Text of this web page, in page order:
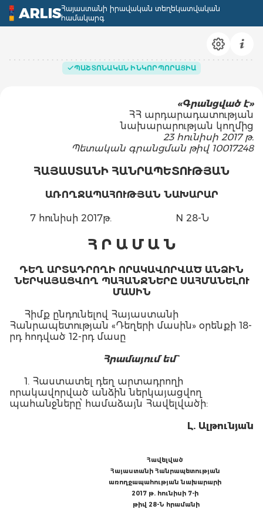
ARLISՀայաստանի իրավական տեղեկատվական
համակարգ
ՊԱՇՏՈՆԱԿԱՆ ԻՆԿՈՐՊՈՐԱՑԻԱ
«Գրանցված է»
ՀՀ արդարադատության
նախարարության կողմից
23 հունիսի 2017 թ.
Պետական գրանցման թիվ 10017248
ՀԱՅԱՍՏԱՆԻ ՀԱՆՐԱՊԵՏՈՒԹՅԱՆ
ԱՌՈՂՋԱՊԱՀՈՒԹՅԱՆ ՆԱԽԱՐԱՐ
7 հունիսի 2017թ. N 28-Ն
Հ Ր Ա Մ Ա Ն
ԴԵՂ ԱՐՏԱԴՐՈՂԻ ՈՐԱԿԱՎՈՐՎԱԾ ԱՆՁԻՆ
ՆԵՐԿԱՅԱՑՎՈՂ ՊԱՀԱՆՋՆԵՐԸ ՍԱՀՄԱՆԵԼՈՒ
ՄԱՍԻՆ
Հիմք ընդունելով Հայաստանի
Հանրապետության «Դեղերի մասին» օրենքի 18-
րդ հոդված 12-րդ մասը
Հրամայում եմ`
1. Հաստատել դեղ արտադրողի
որակավորված անձին ներկայացվող
պահանջները՝ համաձայն Հավելվածի:
Լ. Ալթունյան
Հավելված
Հայաստանի Հանրապետության
առողջապահության նախարարի
2017 թ. հունիսի 7-ի
թիվ 28-Ն հրամանի